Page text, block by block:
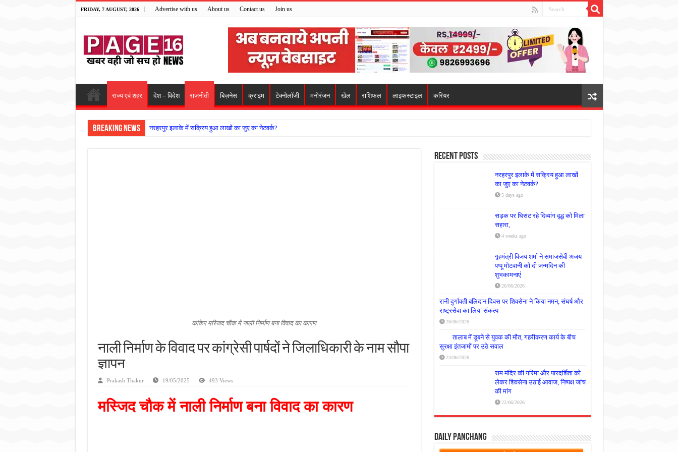
FRIDAY, 7 AUGUST, 2026 Advertise with us About us Contact us Join us
राज्य एवं शहर देश – विदेश राजनीती बिज़नेस क्राइम टेक्नोलॉजी मनोरंजन खेल राशिफल लाइफस्टाइल करियर
Breaking News नरहरपुर इलाके में सक्रिय हुआ लाखों का जुए का नेटवर्क?
कांकेर मस्जिद चौक में नाली निर्माण बना विवाद का कारण
नाली निर्माण के विवाद पर कांग्रेसी पार्षदों ने जिलाधिकारी के नाम सौपा
ज्ञापन
Prakash Thakur 19/05/2025 493 Views
मस्जिद चौक में नाली निर्माण बना विवाद का कारण
Recent Posts
नरहरपुर इलाके में सक्रिय हुआ लाखों
का जुए का नेटवर्क?
5 days ago
सड़क पर घिसट रहे दिव्यांग वृद्ध को मिला
सहारा,
4 weeks ago
गृहमंत्री विजय शर्मा ने समाजसेवी अजय
पप्पू मोटवानी को दी जन्मदिन की
शुभकामनाएं
26/06/2026
रानी दुर्गावती बलिदान दिवस पर शिवसेना ने किया नमन, संघर्ष और
राष्ट्रसेवा का लिया संकल्प
26/06/2026
तालाब में डूबने से युवक की मौत, गहरीकरण कार्य के बीच
सुरक्षा इंतजामों पर उठे सवाल
23/06/2026
राम मंदिर की गरिमा और पारदर्शिता को
लेकर शिवसेना उठाई आवाज, निष्पक्ष जांच
की मांग
22/06/2026
Daily Panchang